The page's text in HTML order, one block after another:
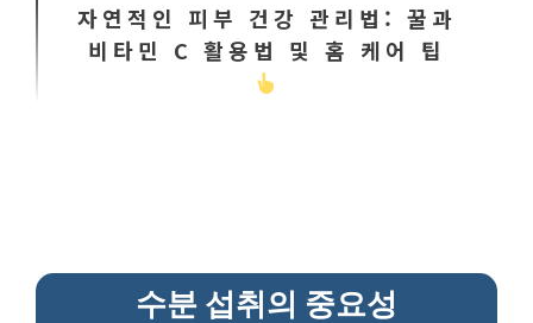
자연적인 피부 건강 관리법: 꿀과
비타민 C 활용법 및 홈 케어 팁
수분 섭취의 중요성